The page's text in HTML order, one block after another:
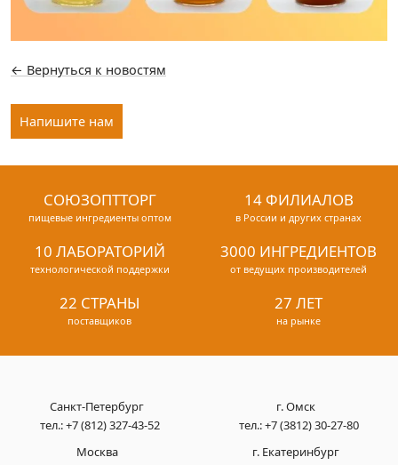
← Вернуться к новостям
Напишите нам
СОЮЗОПТТОРГ
пищевые ингредиенты оптом
14 ФИЛИАЛОВ
в России и других странах
10 ЛАБОРАТОРИЙ
технологической поддержки
3000 ИНГРЕДИЕНТОВ
от ведущих производителей
22 СТРАНЫ
поставщиков
27 ЛЕТ
на рынке
Санкт-Петербург
тел.:+7 (812) 327-43-52
Москва
г. Омск
тел.:+7 (3812) 30-27-80
г. Екатеринбург